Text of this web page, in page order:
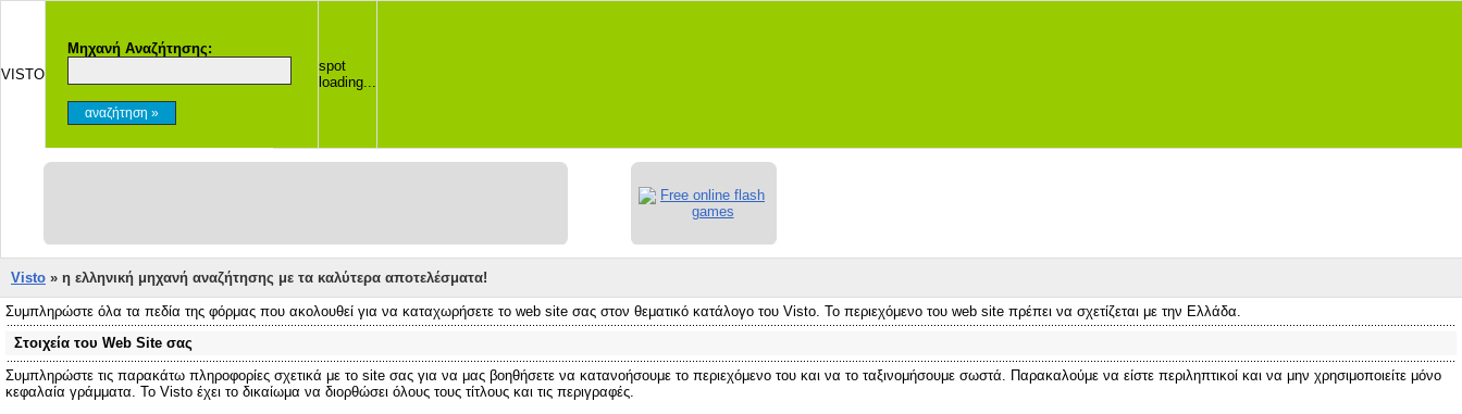
VISTO
Μηχανή Αναζήτησης:
spot
loading...
Visto » η ελληνική μηχανή αναζήτησης με τα καλύτερα αποτελέσματα!
Συμπληρώστε όλα τα πεδία της φόρμας που ακολουθεί για να καταχωρήσετε το web site σας στον θεματικό κατάλογο του Visto. Το περιεχόμενο του web site πρέπει να σχετίζεται με την Ελλάδα.
Στοιχεία του Web Site σας
Συμπληρώστε τις παρακάτω πληροφορίες σχετικά με το site σας για να μας βοηθήσετε να κατανοήσουμε το περιεχόμενο του και να το ταξινομήσουμε σωστά. Παρακαλούμε να είστε περιληπτικοί και να μην χρησιμοποιείτε μόνο
κεφαλαία γράμματα. Το Visto έχει το δικαίωμα να διορθώσει όλους τους τίτλους και τις περιγραφές.